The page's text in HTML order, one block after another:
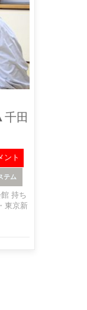
田
テム
ント
持ち
東京新